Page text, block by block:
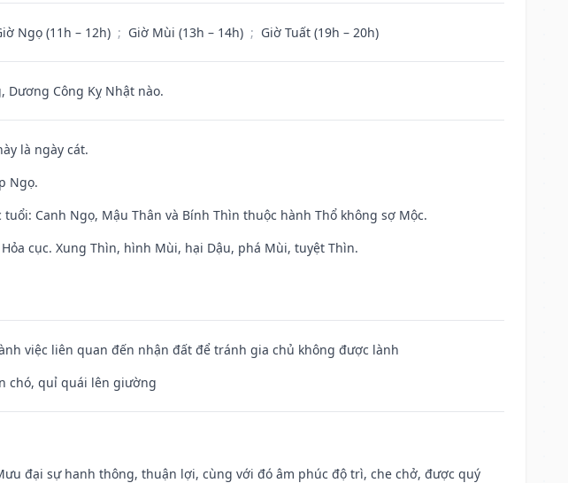
Ngọ (11h – 12h) ; Giờ Mùi (13h – 14h) ; Giờ Tuất (19h – 20h)
Dương Công Kỵ Nhật nào.
là ngày cát.
Ngọ.
Canh Ngọ, Mậu Thân và Bính Thìn thuộc hành Thổ không sợ Mộc.
cục. Xung Thìn, hình Mùi, hại Dậu, phá Mùi, tuyệt Thìn.
việc liên quan đến nhận đất để tránh gia chủ không được lành
chó, quỉ quái lên giường
đại sự hanh thông, thuận lợi, cùng với đó âm phúc độ trì, che chở, được quý